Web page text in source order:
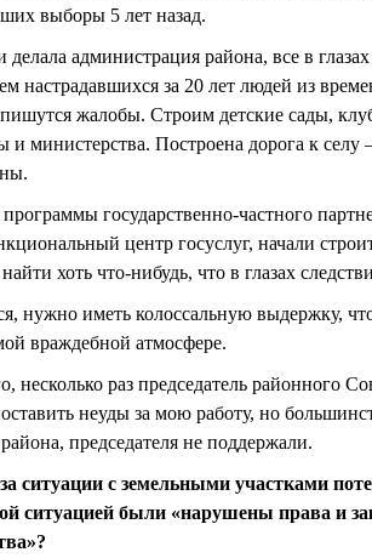
выборы 5 лет назад.
делала администрация района, все в
настрадавшихся за 20 лет людей из
жалобы. Строим детские сады,
и министерства. Построена дорога к селу
государственно-частного
центр госуслуг, начали
хоть что-нибудь, что в глазах
нужно иметь колоссальную выдержку,
враждебной атмосфере.
несколько раз председатель
неуды за мою работу, но
председателя не поддержали.
ситуации с земельными участками
ситуацией были «нарушены права и